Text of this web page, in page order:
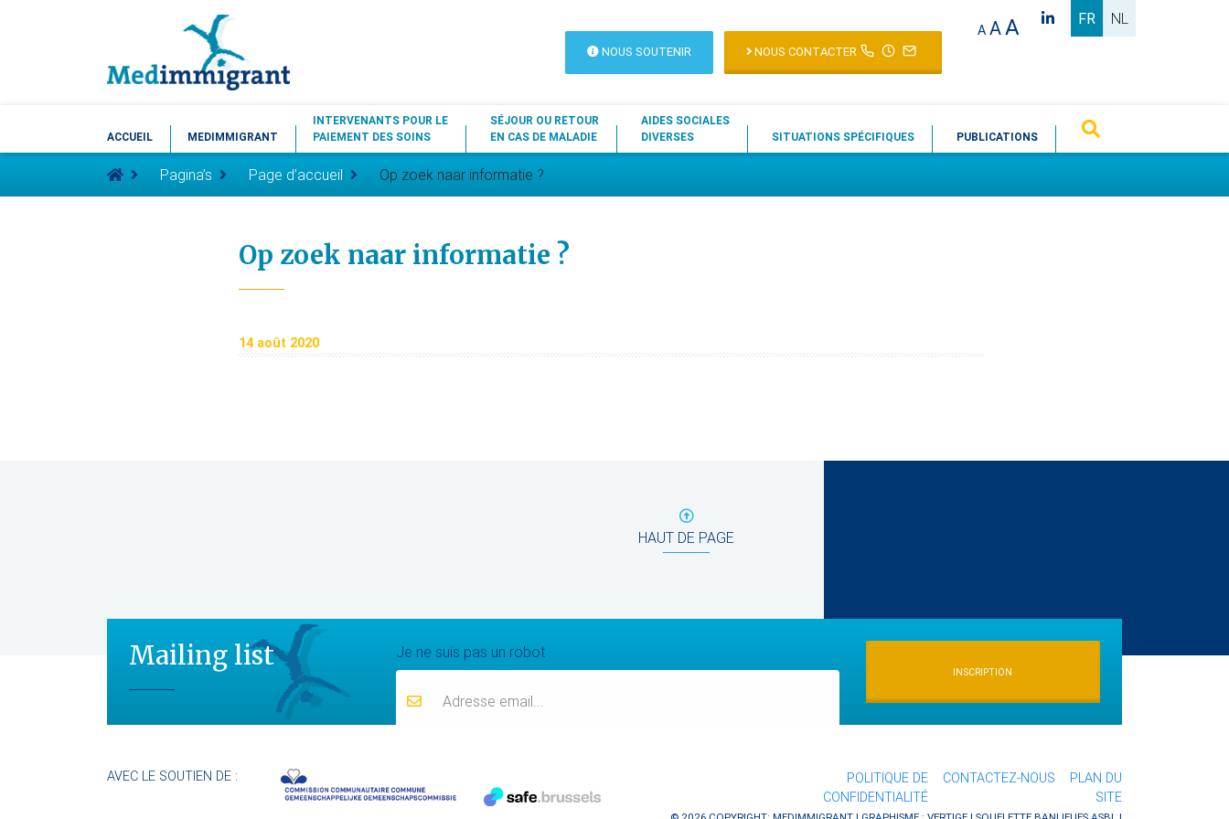
NOUS SOUTENIR NOUS CONTACTER
A AA FR NL
ACCUEIL MEDIMMIGRANT
INTERVENANTS POUR LE
PAIEMENT DES SOINS
SÉJOUR OU RETOUR
EN CAS DE MALADIE
AIDES SOCIALES
DIVERSES
SITUATIONS SPÉCIFIQUES PUBLICATIONS
Pagina’s Page d’accueil Op zoek naar informatie ?
Op zoek naar informatie ?
14 août 2020
HAUT DE PAGE
Mailing list Je ne suis pas un robotMailing list
INSCRIPTION
AVEC LE SOUTIEN DE :
POLITIQUE DE
CONFIDENTIALITÉ
CONTACTEZ-NOUS
PLAN DU
SITE